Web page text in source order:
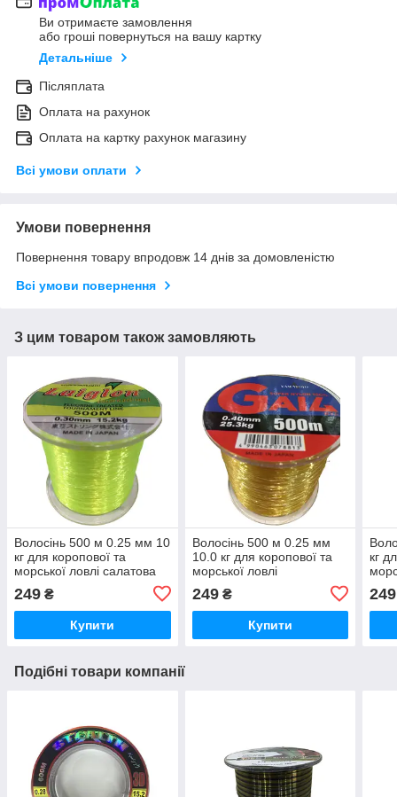
Ви отримаєте замовлення
або гроші повернуться на вашу картку
Детальніше
Післяплата
Оплата на рахунок
Оплата на картку рахунок магазину
Всі умови оплати
Умови повернення
Повернення товару впродовж 14 днів за домовленістю
Всі умови повернення
З цим товаром також замовляють
Волосінь 500 м 0.25 мм 10
кг для коропової та
морської ловлі салатова
249 ₴
Купити
Волосінь 500 м 0.25 мм
10.0 кг для коропової та
морської ловлі
249₴
Купити
кг
249
Подібні товари компанії